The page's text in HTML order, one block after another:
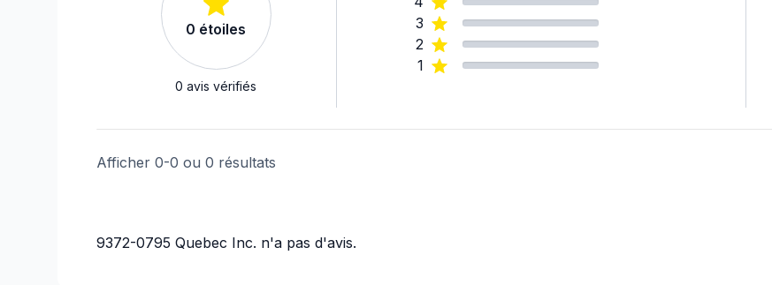
Laurentides (Thérèse-
Mont-Laurier, Rivière-
Montérégie
Montérégie (Brome-
0 étoiles
0 avis vérifiés
3
2
1
Afficher 0-0 ou 0 résultats
9372-0795 Quebec Inc. n'a pas d'avis.